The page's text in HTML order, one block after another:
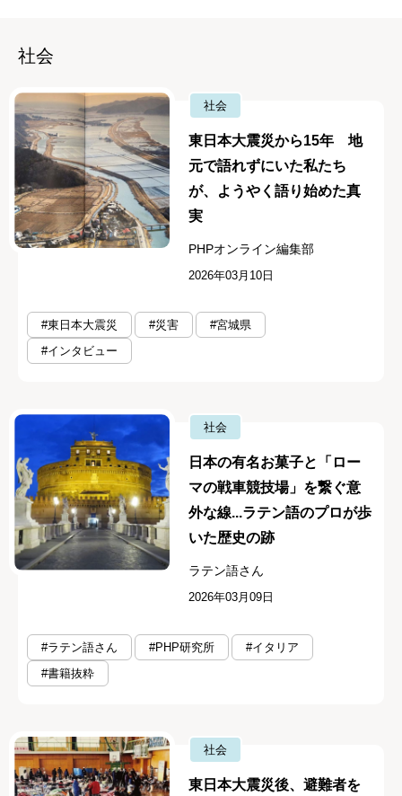
社会
社会
東日本大震災から15年 地
元で語れずにいた私たち
が、ようやく語り始めた真
実
PHPオンライン編集部
2026年03月10日
#東日本大震災 #災害
#宮城県
#インタビュー
社会
日本の有名お菓子と「ロー
マの戦車競技場」を繋ぐ意
外な線...ラテン語のプロが歩
いた歴史の跡
ラテン語さん
2026年03月09日
#ラテン語さん #PHP研究所
#イタリア
#書籍抜粋
社会
東日本大震災後、避難者を